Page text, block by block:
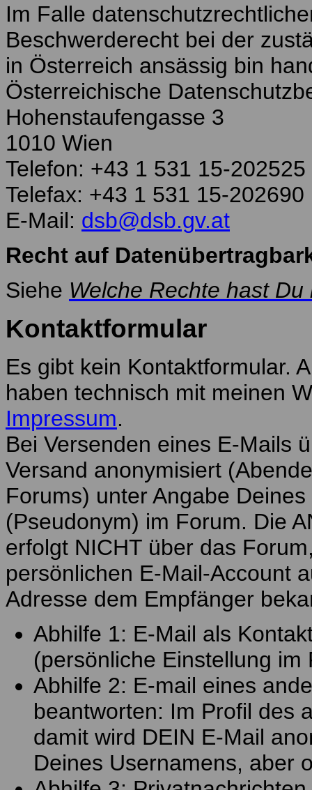
Im Falle
Beschwerderecht bei der
in Österreich ansässig bin
Österreichische
Hohenstaufengasse 3
1010 Wien
Telefon: +43 1 531 15-202525
Telefax: +43 1 531 15-202690
E-Mail: dsb@dsb.gv.at
Recht auf
Siehe Welche Rechte hast
Kontaktformular
Es gibt kein Kontaktformular.
haben technisch mit meinen
Impressum.
Bei Versenden eines E-Mails
Versand anonymisiert
Forums) unter Angabe
(Pseudonym) im Forum. Die
erfolgt NICHT über das
persönlichen E-Mail-Account
Adresse dem Empfänger
Abhilfe 1: E-Mail als
(persönliche Einstellung im
Abhilfe 2: E-mail eines
beantworten: Im Profil des
damit wird DEIN E-Mail
Deines Usernamens, aber